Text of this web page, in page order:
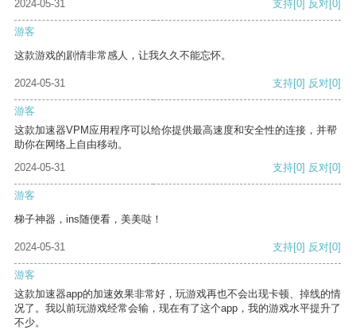
2024-05-31 支持 [0] 反对 [0]
游客
这款游戏的剧情非常感人，让我久久不能忘怀。
2024-05-31 支持[0] 反对[0]
游客
这款加速器VPM应用程序可以给你提供最高速度和安全性的连接，并帮
助你在网络上自由移动。
2024-05-31
支持[0] 反对[0]
游客
梯子神器，ins随便看，美美哒！
2024-05-31 支持[0] 反对[0]
游客
这款加速器app的加速效果非常好，玩游戏再也不会出现卡顿、掉线的情
况了。我以前玩游戏经常会输，现在有了这个app，我的游戏水平提升了
不少。